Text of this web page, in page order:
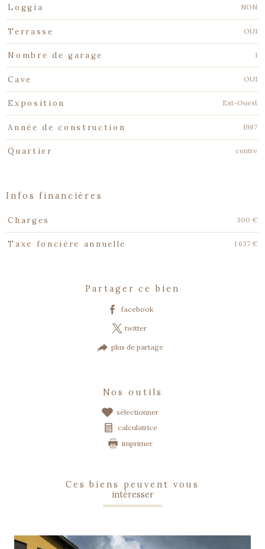
Loggia NON
Terrasse OUI
Nombre de garage 1
Cave OUI
Exposition Est-Ouest
Année de construction 1987
Quartier centre
infos financières
Caractéristiques
Charges 300 €
Taxe foncière annuelle 1 637 €
partager ce bien
facebook
twitter
plus de partage
nos outils
sélectionner
calculatrice
imprimer
ces biens peuvent vous
intéresser